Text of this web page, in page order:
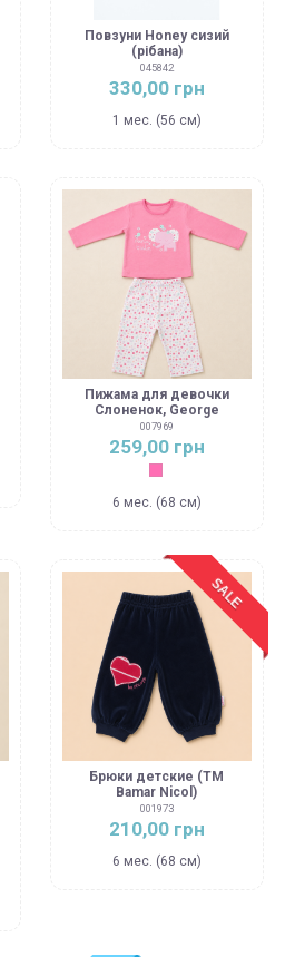
Повзуни Honey cизий
(рібана)
045842
330,00 грн
1 мес. (56 см)
Пижама для девочки
Слоненок, George
007969
259,00 грн
Розовый
6 мес. (68 см)
SALE
Брюки детские (ТМ
Bamar Nicol)
001973
210,00 грн
6 мес. (68 см)